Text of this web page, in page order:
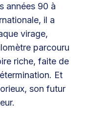
années 90 à
il a
virage,
parcouru
riche, faite de
Et
son futur